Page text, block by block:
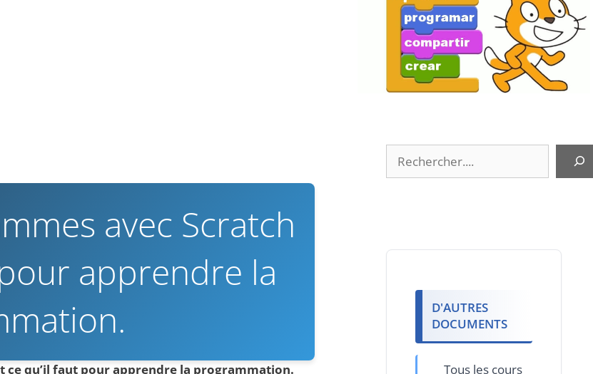
avec Scratch
apprendre la
ce qu’il faut pour apprendre la programmation.
Rechercher
D'AUTRES
DOCUMENTS
Tous les cours